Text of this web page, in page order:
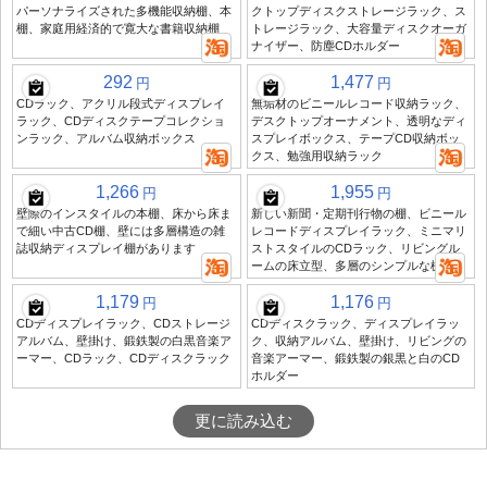
パーソナライズされた多機能収納棚、本
棚、家庭用経済的で寛大な書籍収納棚
クトップディスクストレージラック、ス
トレージラック、大容量ディスクオーガ
ナイザー、防塵CDホルダー
292 円
CDラック、アクリル段式ディスプレイ
ラック、CDディスクテープコレクショ
ンラック、アルバム収納ボックス
1,477 円
無垢材のビニールレコード収納ラック、
デスクトップオーナメント、透明なディ
スプレイボックス、テープCD収納ボッ
クス、勉強用収納ラック
1,266 円
壁際のインスタイルの本棚、床から床ま
で細い中古CD棚、壁には多層構造の雑
誌収納ディスプレイ棚があります
1,955 円
新しい新聞・定期刊行物の棚、ビニール
レコードディスプレイラック、ミニマリ
ストスタイルのCDラック、リビングル
ームの床立型、多層のシンプルな棚
1,179 円
CDディスプレイラック、CDストレージ
アルバム、壁掛け、鍛鉄製の白黒音楽ア
ーマー、CDラック、CDディスクラック
1,176 円
CDディスクラック、ディスプレイラッ
ク、収納アルバム、壁掛け、リビングの
音楽アーマー、鍛鉄製の銀黒と白のCD
ホルダー
更に読み込む